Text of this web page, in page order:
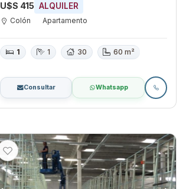
U$S 415 ALQUILER
Colón Apartamento
1 1 30 60 m²
Consultar Whatsapp